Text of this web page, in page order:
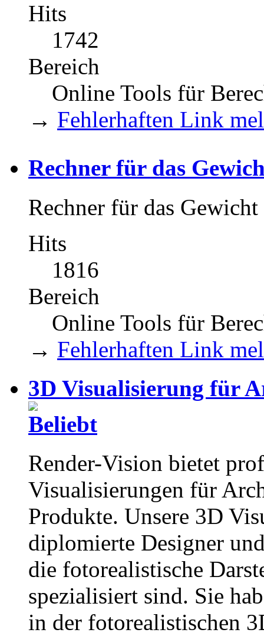
Hits
1742
Bereich
Online Tools für
→ Fehlerhaften Link
Rechner für das
Rechner für das
Hits
1816
Bereich
Online Tools für
→ Fehlerhaften Link
3D Visualisierung für
Render-Vision bietet
Visualisierungen für
Produkte. Unsere 3D
diplomierte Designer
die fotorealistische
spezialisiert sind. Sie
in der fotorealistischen